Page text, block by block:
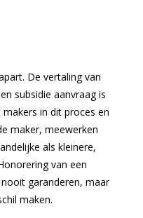
De vertaling van
subsidie aanvraag is
in dit proces en
maker, meewerken
als kleinere,
van een
garanderen, maar
maken.